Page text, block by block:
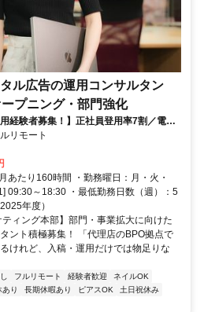
ル広告の運用コンサルタン
プニング・部門強化
経験者募集！】正社員登用率7割／電通
・土日祝休み／残業月平均4時間19分
リモート
あたり160時間 ・勤務曜日：月・火・
09:30～18:30 ・最低勤務日数（週）：5
年度）
ィング本部】部門・事業拡大に向けた
ント積極募集！ 「代理店のBPO拠点で
けれど、入稿・運用だけでは物足りな
フルリモート 経験者歓迎
ネイルOK
あり 長期休暇あり ピアスOK
土日祝休み